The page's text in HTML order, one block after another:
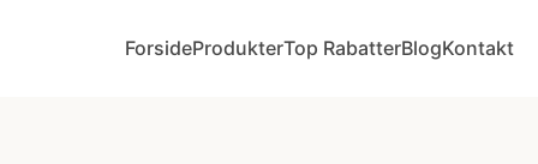
ForsideProdukterTop RabatterBlogKontakt